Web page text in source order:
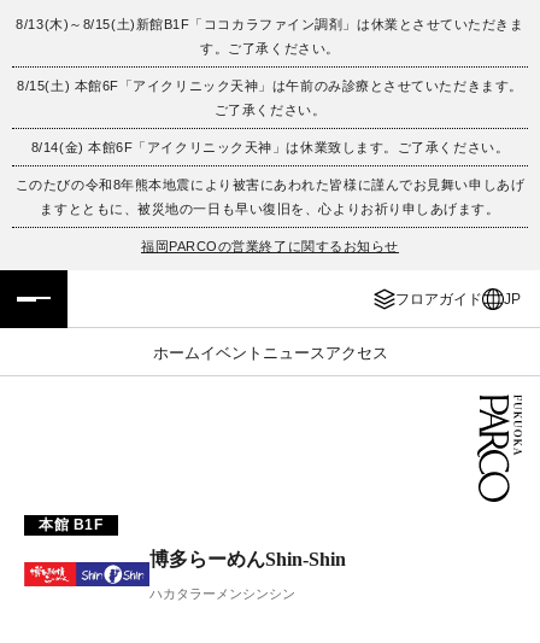
8/13(木)～8/15(土)新館B1F「ココカラファイン調剤」は休業とさせていただきま
す。ご了承ください。
8/15(土) 本館6F「アイクリニック天神」は午前のみ診療とさせていただきます。
ご了承ください。
8/14(金) 本館6F「アイクリニック天神」は休業致します。ご了承ください。
このたびの令和8年熊本地震により被害にあわれた皆様に謹んでお見舞い申しあげ
ますとともに、被災地の一日も早い復旧を、心よりお祈り申しあげます。
福岡PARCOの営業終了に関するお知らせ
フロアガイド JP
ホームイベント ニュース アクセス
フロアガイド
施設案内・アクセス
イベント・ポップアップ
レストラン・カフェ
ENGLISH
繁体字
簡体字
ภาษาไทย
本館 B1F
博多らーめんShin-Shin
ハカタラーメンシンシン